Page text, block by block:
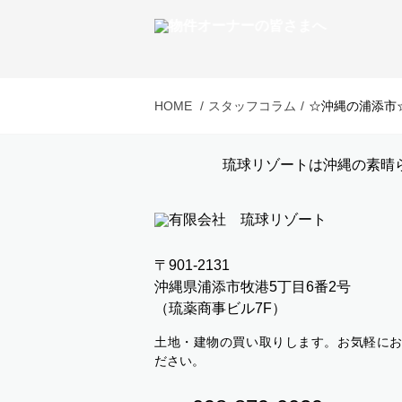
HOME スタッフコラム ☆沖縄の浦添
琉球リゾートは沖縄の素晴
〒901-2131
沖縄県浦添市牧港5丁目6番2号
（琉薬商事ビル7F）
土地・建物の買い取りします。お気軽に
ださい。